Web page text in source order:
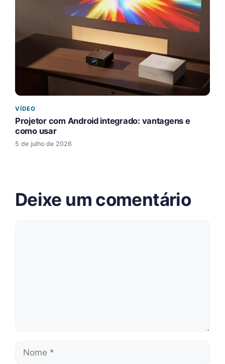
VÍDEO
Projetor com Android integrado: vantagens e
como usar
5 de julho de 2026
Deixe um comentário
Nome